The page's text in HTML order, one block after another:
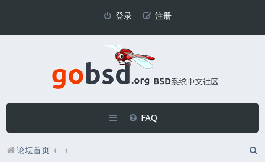
登录 注册
FAQ
论坛首页